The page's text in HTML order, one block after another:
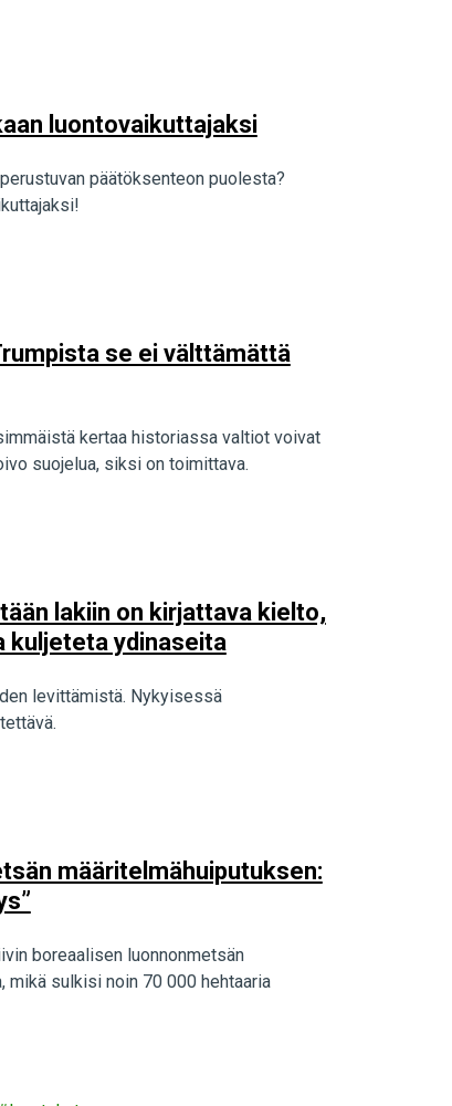
luontovaikuttajaksi
päätöksenteon puolesta?
se ei välttämättä
kertaa historiassa valtiot voivat
suojelua, siksi on toimittava.
lakiin on kirjattava kielto,
kuljeteta ydinaseita
levittämistä. Nykyisessä
määritelmähuiputuksen:
boreaalisen luonnonmetsän
mikä sulkisi noin 70 000 hehtaaria